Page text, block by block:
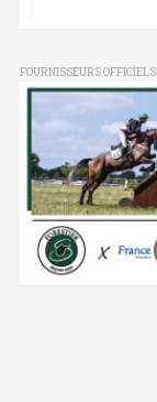
FOURNISSEURS OFFICIELS